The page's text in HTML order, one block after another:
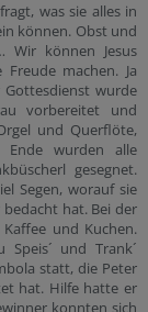
was sie alles in
können. Obst und
Wir können Jesus
machen. Ja
Gottesdienst wurde
vorbereitet und
und Querflöte,
Ende wurden alle
gesegnet.
Segen, worauf sie
hat. Bei der
und Kuchen.
und Trank´
statt, die Peter
hat. Hilfe hatte er
konnten sich